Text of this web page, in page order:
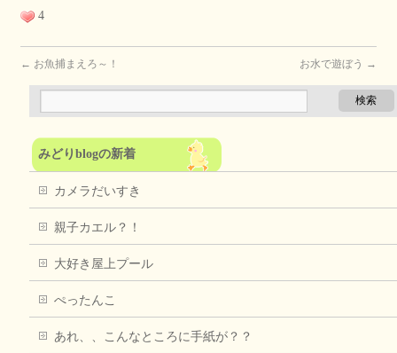
4
← お魚捕まえろ～！ お水で遊ぼう →
みどりblogの新着
カメラだいすき
親子カエル？！
大好き屋上プール
ぺったんこ
あれ、、こんなところに手紙が？？